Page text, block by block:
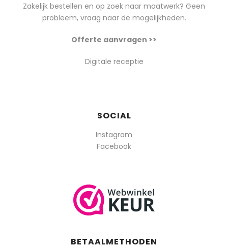
Zakelijk bestellen en op zoek naar maatwerk? Geen
probleem, vraag naar de mogelijkheden.
Offerte aanvragen >>
Digitale receptie
SOCIAL
Instagram
Facebook
BETAALMETHODEN